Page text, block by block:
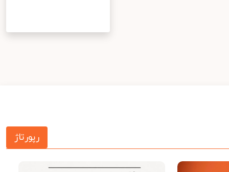
رپورتاژ